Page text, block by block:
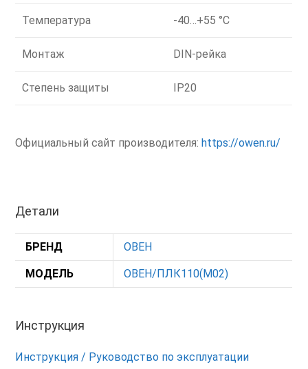
Температура -40…+55 °C
Монтаж DIN-рейка
Степень защиты IP20
Официальный сайт производителя: https://owen.ru/
Детали
БРЕНД ОВЕН
МОДЕЛЬ ОВЕН/ПЛК110(М02)
Инструкция
Инструкция / Руководство по эксплуатации